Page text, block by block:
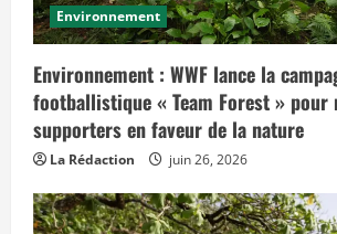
Environnement
Environnement : WWF lance la
footballistique « Team Forest »
supporters en faveur de la nature
La Rédaction juin 26, 2026